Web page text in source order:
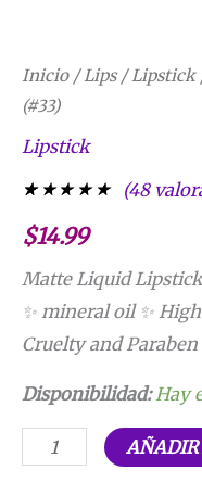
Inicio/ Lips/ Lipstick
(#33)
Lipstick
5.00de 5 en
base a
valoraciones
de clientes
(48
$14.99
Matte Liquid
✨ mineral oil ✨
Cruelty and Paraben
Disponibilidad: Hay
Cocún
(#33)
cantidad
AÑADIR